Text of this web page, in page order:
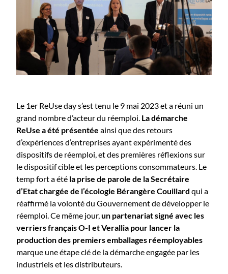
Le 1er ReUse day s’est tenu le 9 mai 2023 et a réuni un
grand nombre d’acteur du réemploi. La démarche
ReUse a été présentée ainsi que des retours
d’expériences d’entreprises ayant expérimenté des
dispositifs de réemploi, et des premières réflexions sur
le dispositif cible et les perceptions consommateurs. Le
temp fort a été la prise de parole de la Secrétaire
d’Etat chargée de l’écologie Bérangère Couillard qui a
réaffirmé la volonté du Gouvernement de développer le
réemploi. Ce même jour,un partenariat signé avec les
verriers français O-I et Verallia pour lancer la
production des premiers emballages réemployables
marque une étape clé de la démarche engagée par les
industriels et les distributeurs.